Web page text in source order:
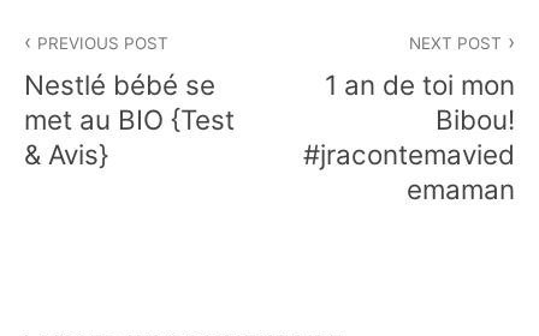
de
l’article
PREVIOUS POST
Nestlé bébé se
met au BIO {Test
& Avis}
NEXT POST
1 an de toi mon
Bibou!
#jracontemavied
emaman